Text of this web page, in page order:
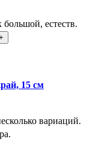
естеств.
15 см
вариаций.